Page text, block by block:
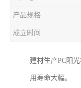
产品规格
成立时间
建材生产PC阳
用寿命大幅。